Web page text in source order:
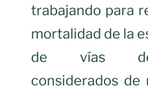
trabajando para
mortalidad de la
de vías de
considerados de